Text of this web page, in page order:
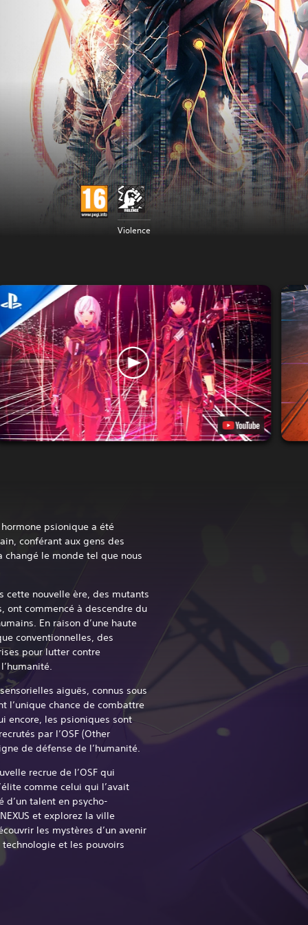
Violence
psionique a été
conférant aux gens des
le monde tel que nous
cette nouvelle ère, des mutants
ont commencé à descendre du
En raison d’une haute
conventionnelles, des
pour lutter contre
aiguës, connus sous
l’unique chance de combattre
encore, les psioniques sont
par l’OSF (Other
de défense de l’humanité.
recrue de l’OSF qui
comme celui qui l’avait
d’un talent en psycho-
et explorez la ville
les mystères d’un avenir
et les pouvoirs